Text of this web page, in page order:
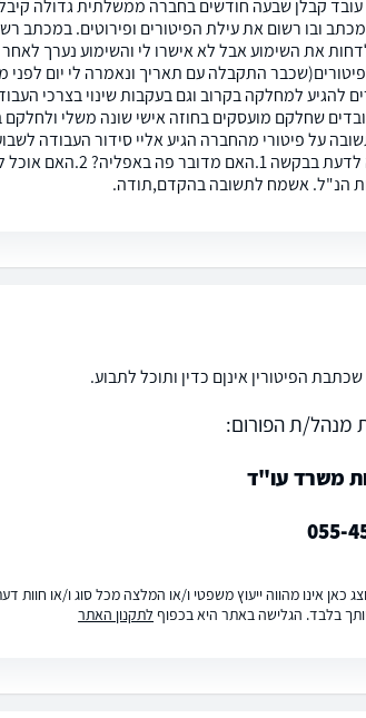
עובד קבלן שבעה חודשים בחברה ממשלתית גדולה
ובו רשום את עילת הפיטורים ופירוטים. במכתב
את השימוע אבל לא אישרו לי והשימוע נערך
התקבלה עם תאריך ונאמרה לי יום
להגיע למחלקה בקרוב וגם בעקבות שינוי בצרכי
שחלקם מועסקים בחוזה אישי שונה משלי
על פיטורי מהחברה הגיע אליי סידור העבודה
ואני רוצה לדעת
הנ"ל. אשמח לתשובה בהקדם,תודה.
הפיטורין אינןם כדין ותוכל לתבוע.
מנהל/ת הפורום:
משרד עו"ד
055-
כאן אינו מהווה ייעוץ משפטי ו/או המלצה מכל סוג ו/או
בלבד. הגלישה באתר היא בכפוף לתקנון האתר